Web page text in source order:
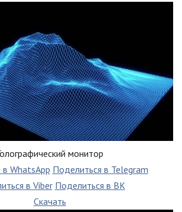
монитор
WhatsApp Поделиться в Telegram
в Viber Поделиться в ВК
Скачать